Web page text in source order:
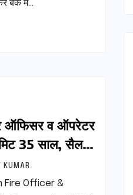
बैंक में…
ऑफिसर व ऑपरेटर
35 साल, सैलरी
KUMAR
Fire Officer &